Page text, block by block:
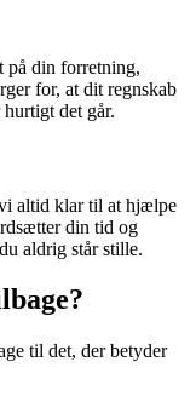
på din forretning,
for, at dit regnskab
det går.
altid klar til at hjælpe
din tid og
aldrig står stille.
til det, der betyder